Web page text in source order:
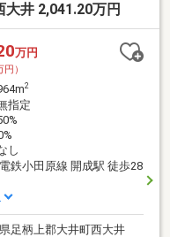
井 2,041.20万円
万円
）
2
指定
し
鉄小田原線 開成駅 徒歩28
足柄上郡大井町西大井